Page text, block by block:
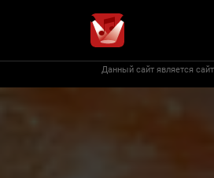
Данный сайт является